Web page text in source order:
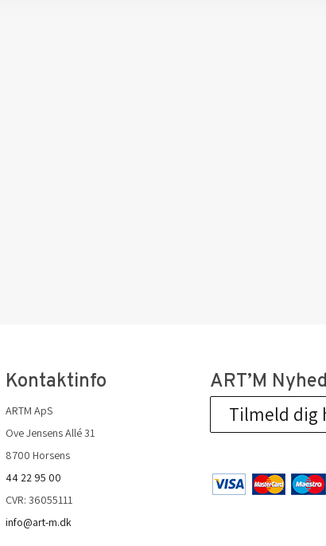
Kontaktinfo
ARTM ApS
Ove Jensens Allé 31
8700 Horsens
44 22 95 00
CVR: 36055111
info@art-m.dk
ART’M
Tilmeld dig